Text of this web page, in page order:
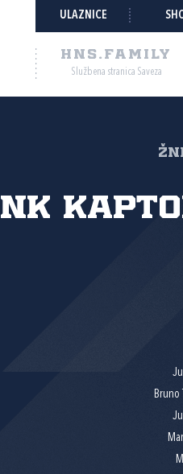
ULAZNICE
HNS.FAMILY
Službena stranica Saveza
NK
Bruno